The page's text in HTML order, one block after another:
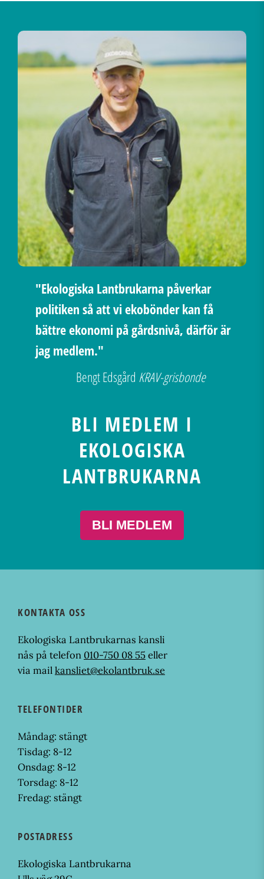
BLI MEDLEM I
EKOLOGISKA
LANTBRUKARNA
BLI MEDLEM
"Ekologiska Lantbrukarna påverkar
politiken så att vi ekobönder kan få
bättre ekonomi på gårdsnivå, därför är
jag medlem."
Bengt Edsgård KRAV-grisbonde
KONTAKTA OSS
Ekologiska Lantbrukarnas kansli
nås på telefon 010-750 08 55eller
via mailkansliet@ekolantbruk.se
TELEFONTIDER
Måndag: stängt
Tisdag: 8-12
Onsdag: 8-12
Torsdag: 8-12
Fredag: stängt
POSTADRESS
Ekologiska Lantbrukarna